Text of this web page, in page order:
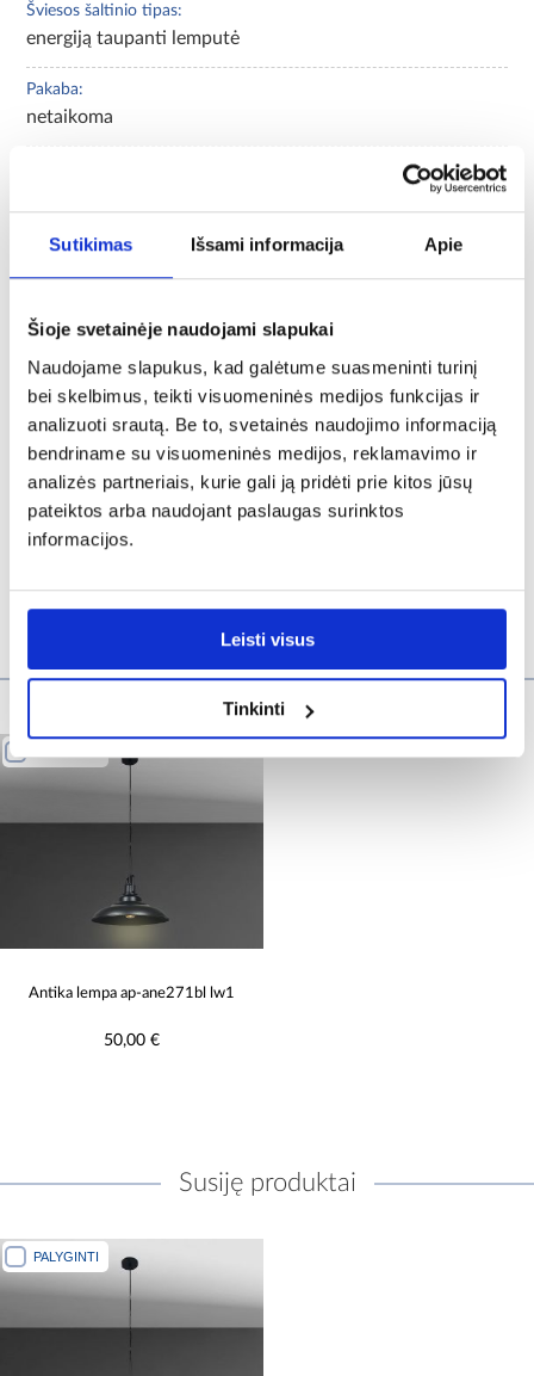
Sutikimas Išsami informacija Apie
Šioje svetainėje naudojami slapukai
Naudojame slapukus, kad galėtume suasmeninti turinį
bei skelbimus, teikti visuomeninės medijos funkcijas ir
analizuoti srautą. Be to, svetainės naudojimo informaciją
bendriname su visuomeninės medijos, reklamavimo ir
analizės partneriais, kurie gali ją pridėti prie kitos jūsų
pateiktos arba naudojant paslaugas surinktos
informacijos.
Leisti visus
Tinkinti
Šviesos šaltinio tipas:
energiją taupanti lemputė
Pakaba:
netaikoma
Bendras šviesos srautas:
-
Spalva:
Sriegis:
GU10
Šviesos taškų skaičius:
1
Pirkėjai, pirkę šią prekę, taip pat įsigijo
Antika lempa ap-ane271bl lw1
50,00 €
Susiję produktai
PALYGINTI